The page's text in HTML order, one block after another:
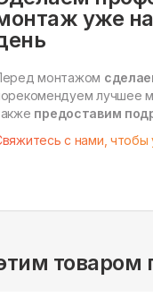
уже
монтажом
лучшее
предоставим
с нами, чтобы
товаром